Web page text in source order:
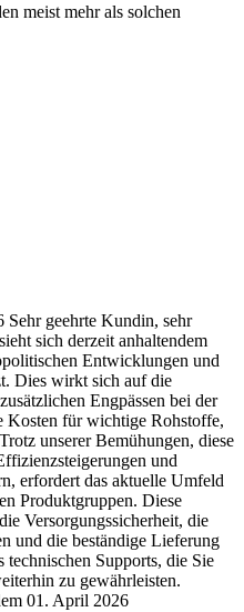
meist mehr als solchen
Sehr geehrte Kundin, sehr
sich derzeit anhaltendem
Entwicklungen und
Dies wirkt sich auf die
Engpässen bei der
Kosten für wichtige Rohstoffe,
unserer Bemühungen, diese
und
erfordert das aktuelle Umfeld
Produktgruppen. Diese
Versorgungssicherheit, die
und die beständige Lieferung
Supports, die Sie
zu gewährleisten.
01. April 2026